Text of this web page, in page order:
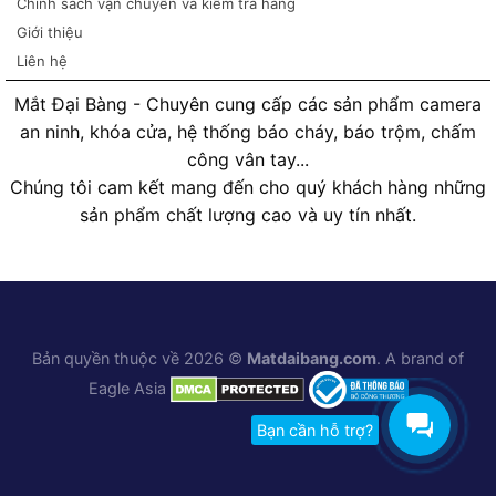
Giới thiệu
Liên hệ
Mắt Đại Bàng - Chuyên cung cấp các sản phẩm camera
an ninh, khóa cửa, hệ thống báo cháy, báo trộm, chấm
công vân tay...
Chúng tôi cam kết mang đến cho quý khách hàng những
sản phẩm chất lượng cao và uy tín nhất.
Bạn cần hỗ trợ?
Bản quyền thuộc về 2026 © Matdaibang.com. A brand of
Eagle Asia